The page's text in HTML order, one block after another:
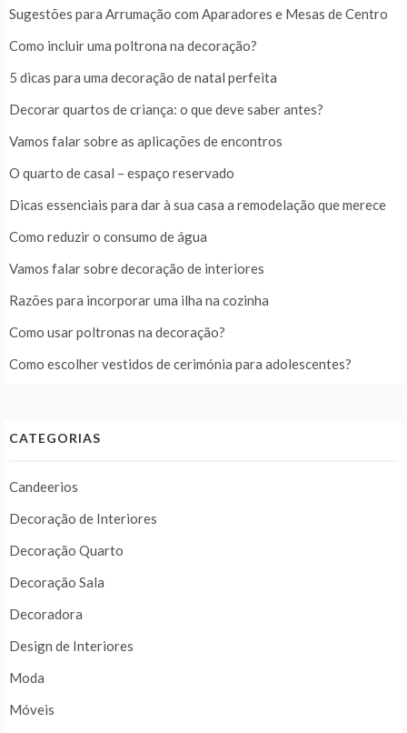
Sugestões para Arrumação com Aparadores e Mesas de Centro
Como incluir uma poltrona na decoração?
5 dicas para uma decoração de natal perfeita
Decorar quartos de criança: o que deve saber antes?
Vamos falar sobre as aplicações de encontros
O quarto de casal – espaço reservado
Dicas essenciais para dar à sua casa a remodelação que merece
Como reduzir o consumo de água
Vamos falar sobre decoração de interiores
Razões para incorporar uma ilha na cozinha
Como usar poltronas na decoração?
Como escolher vestidos de cerimónia para adolescentes?
CATEGORIAS
Candeerios
Decoração de Interiores
Decoração Quarto
Decoração Sala
Decoradora
Design de Interiores
Moda
Móveis